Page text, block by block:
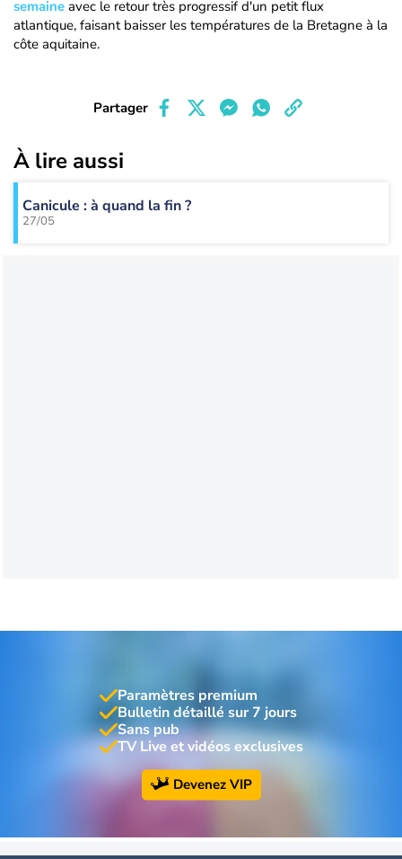
semaine avec le retour très progressif d'un petit flux
atlantique, faisant baisser les températures de la Bretagne à la
côte aquitaine.
Partager
À lire aussi
Canicule : à quand la fin ?
27/05
Paramètres premium
Bulletin détaillé sur 7 jours
Sans pub
TV Live et vidéos exclusives
Devenez VIP